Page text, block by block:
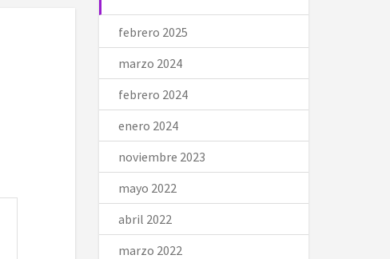
febrero 2025
marzo 2024
febrero 2024
enero 2024
noviembre 2023
mayo 2022
abril 2022
marzo 2022